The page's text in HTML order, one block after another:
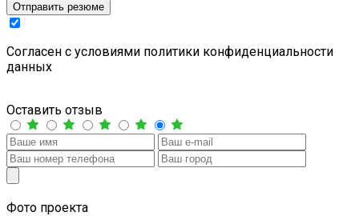
Отправить резюме
Cогласен с условиями политики конфиденциальности
данных
Оставить отзыв
Фото проекта